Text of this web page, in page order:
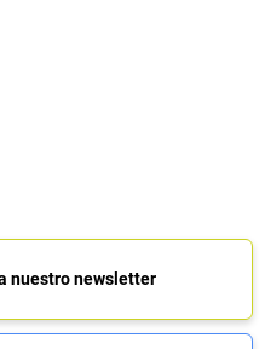
nuestro newsletter